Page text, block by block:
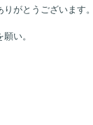
がとうございます。
い。